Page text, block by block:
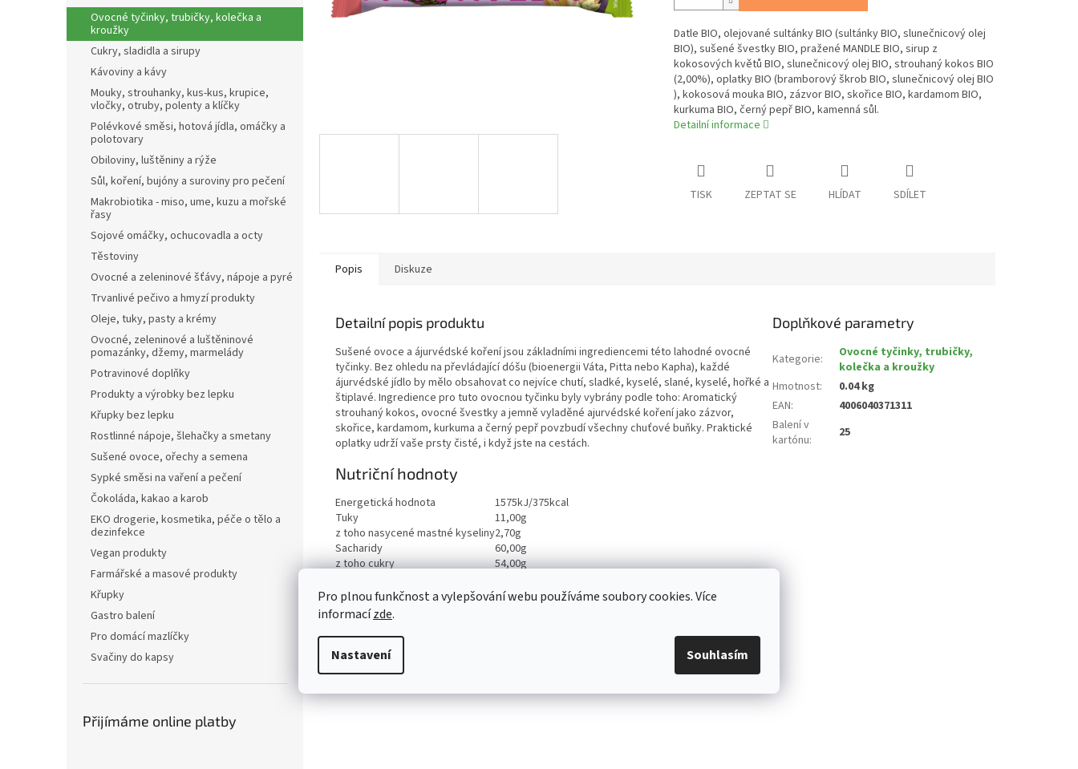
Pro plnou funkčnost a vylepšování webu používáme soubory cookies. Více
informacízde.
Nastavení Souhlasím
n
l
Ovocné tyčinky, trubičky, kolečka a
kroužky
Cukry, sladidla a sirupy
Kávoviny a kávy
Mouky, strouhanky, kus-kus, krupice,
vločky, otruby, polenty a klíčky
Polévkové směsi, hotová jídla, omáčky a
polotovary
Obiloviny, luštěniny a rýže
Sůl, koření, bujóny a suroviny pro pečení
Makrobiotika - miso, ume, kuzu a mořské
řasy
Sojové omáčky, ochucovadla a octy
Těstoviny
Ovocné a zeleninové šťávy, nápoje a pyré
Trvanlivé pečivo a hmyzí produkty
Oleje, tuky, pasty a krémy
Ovocné, zeleninové a luštěninové
pomazánky, džemy, marmelády
Potravinové doplňky
Produkty a výrobky bez lepku
Křupky bez lepku
Rostlinné nápoje, šlehačky a smetany
Sušené ovoce, ořechy a semena
Sypké směsi na vaření a pečení
Čokoláda, kakao a karob
EKO drogerie, kosmetika, péče o tělo a
dezinfekce
Vegan produkty
Farmářské a masové produkty
Křupky
Gastro balení
Pro domácí mazlíčky
Svačiny do kapsy
Přijímáme online platby
Datle BIO, olejované sultánky BIO (sultánky BIO, slunečnicový olej
BIO), sušené švestky BIO, pražené MANDLE BIO, sirup z
kokosových květů BIO, slunečnicový olej BIO, strouhaný kokos BIO
(2,00%), oplatky BIO (bramborový škrob BIO, slunečnicový olej BIO
), kokosová mouka BIO, zázvor BIO, skořice BIO, kardamom BIO,
kurkuma BIO, černý pepř BIO, kamenná sůl.
Detailní informace
TISK ZEPTAT SE HLÍDAT SDÍLET
Popis Diskuze
Detailní popis produktu
Sušené ovoce a ájurvédské koření jsou základními ingrediencemi této lahodné ovocné
tyčinky. Bez ohledu na převládající dóšu (bioenergii Váta, Pitta nebo Kapha), každé
ájurvédské jídlo by mělo obsahovat co nejvíce chutí, sladké, kyselé, slané, kyselé, hořké a
štiplavé. Ingredience pro tuto ovocnou tyčinku byly vybrány podle toho: Aromatický
strouhaný kokos, ovocné švestky a jemně vyladěné ajurvédské koření jako zázvor,
skořice, kardamom, kurkuma a černý pepř povzbudí všechny chuťové buňky. Praktické
oplatky udrží vaše prsty čisté, i když jste na cestách.
Nutriční hodnoty
Energetická hodnota
1575kJ/375kcal
Tuky
11,00g
z toho nasycené mastné kyseliny2,70g
Sacharidy
60,00g
z toho cukry
54,00g
Bílkoviny
4,80g
Sůl
Doplňkové parametry
Kategorie:
Ovocné tyčinky, trubičky,
kolečka a kroužky
Hmotnost:
0.04 kg
EAN:
4006040371311
Balení v
kartónu: 25